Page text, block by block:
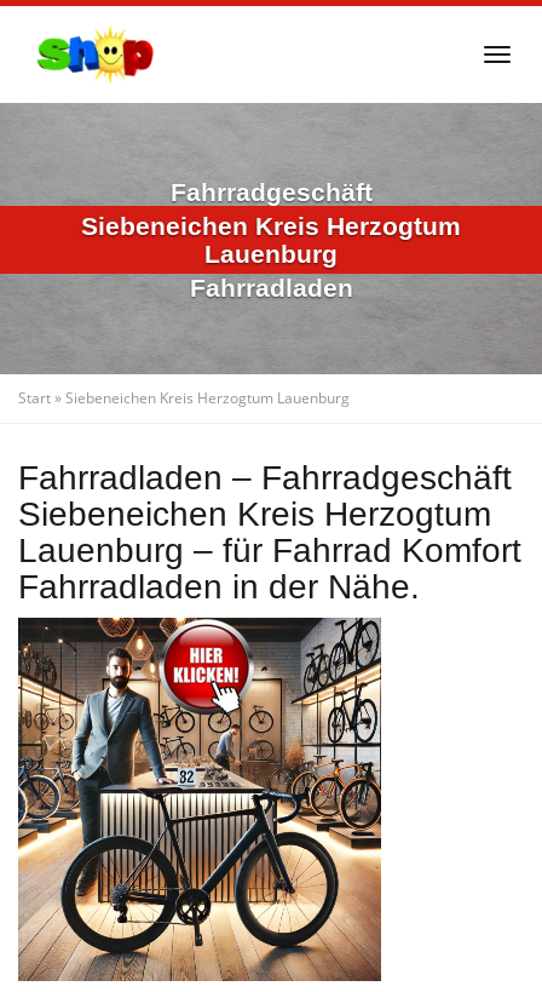
Fahrradgeschäft
Siebeneichen Kreis Herzogtum
Lauenburg
Fahrradladen
Start»Siebeneichen Kreis Herzogtum Lauenburg
Fahrradladen – Fahrradgeschäft
Siebeneichen Kreis Herzogtum
Lauenburg – für Fahrrad Komfort
Fahrradladen in der Nähe.